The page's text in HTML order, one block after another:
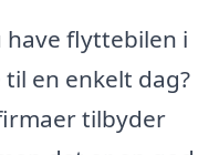
have flyttebilen i
en enkelt dag?
tilbyder